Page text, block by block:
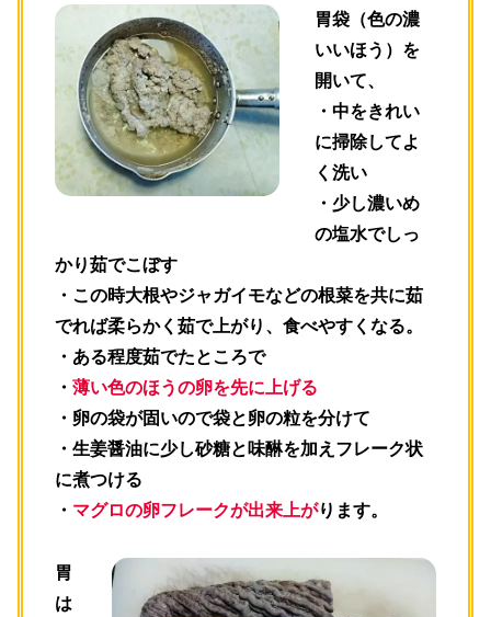
胃袋（色の濃
いいほう）を
開いて、
・中をきれい
に掃除してよ
く洗い
・少し濃いめ
の塩水でしっ
かり茹でこぼす
・この時大根やジャガイモなどの根菜を共に茹
でれば柔らかく茹で上がり、食べやすくなる。
・ある程度茹でたところで
・ 薄い色のほうの卵を先に上げる
・卵の袋が固いので袋と卵の粒を分けて
・生姜醤油に少し砂糖と味醂を加えフレーク状
に煮つける
・ マグロの卵フレークが出来上がります。
胃
は